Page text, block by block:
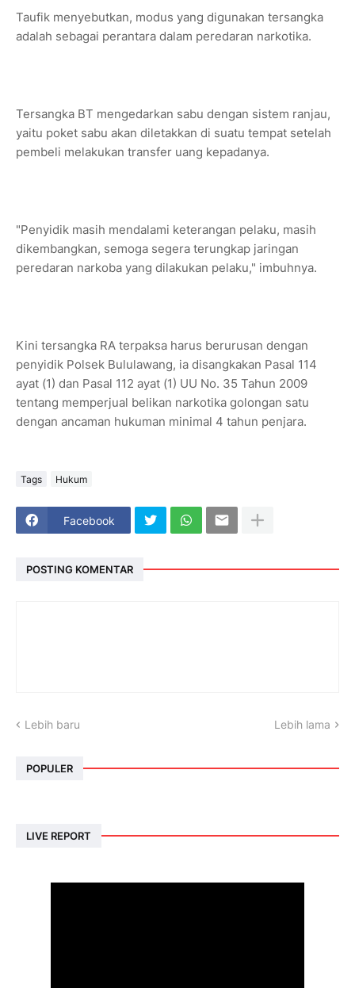
Taufik menyebutkan, modus yang digunakan tersangka
adalah sebagai perantara dalam peredaran narkotika.
Tersangka BT mengedarkan sabu dengan sistem ranjau,
yaitu poket sabu akan diletakkan di suatu tempat setelah
pembeli melakukan transfer uang kepadanya.
"Penyidik masih mendalami keterangan pelaku, masih
dikembangkan, semoga segera terungkap jaringan
peredaran narkoba yang dilakukan pelaku," imbuhnya.
Kini tersangka RA terpaksa harus berurusan dengan
penyidik Polsek Bululawang, ia disangkakan Pasal 114
ayat (1) dan Pasal 112 ayat (1) UU No. 35 Tahun 2009
tentang memperjual belikan narkotika golongan satu
dengan ancaman hukuman minimal 4 tahun penjara.
Tags Hukum
Facebook
POSTING KOMENTAR
Lebih baru Lebih lama
POPULER
LIVE REPORT